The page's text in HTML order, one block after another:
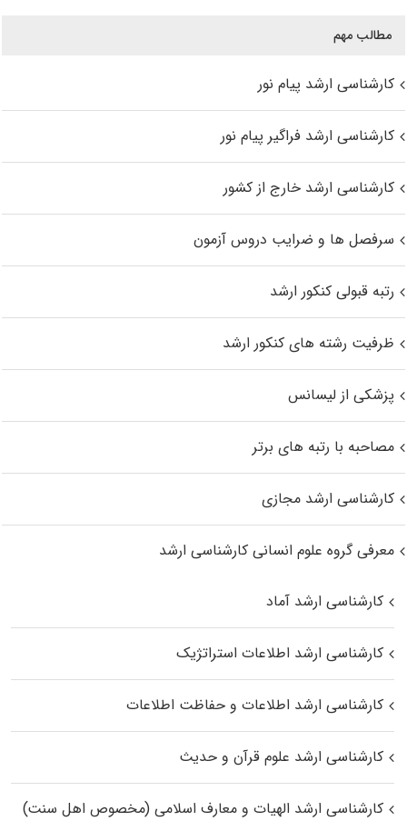
مطالب مهم
کارشناسی ارشد پیام نور
کارشناسی ارشد فراگیر پیام نور
کارشناسی ارشد خارج از کشور
سرفصل ها و ضرایب دروس آزمون
رتبه قبولی کنکور ارشد
ظرفیت رشته های کنکور ارشد
پزشکی از لیسانس
مصاحبه با رتبه های برتر
کارشناسی ارشد مجازی
معرفی گروه علوم انسانی کارشناسی ارشد
کارشناسی ارشد آماد
کارشناسی ارشد اطلاعات استراتژیک
کارشناسی ارشد اطلاعات و حفاظت اطلاعات
کارشناسی ارشد علوم قرآن و حدیث
کارشناسی ارشد الهیات و معارف اسلامی (مخصوص اهل سنت)